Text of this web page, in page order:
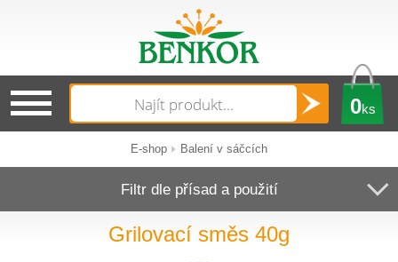
0ks
E-shop Balení v sáčcích
Filtr dle přísad a použití
Grilovací směs 40g